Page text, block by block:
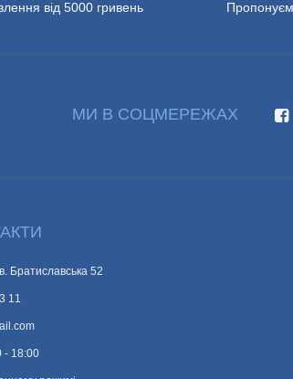
від 5000 гривень
МИ В СОЦМЕРЕЖАХ
Братиславська 52
11
- 18:00